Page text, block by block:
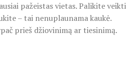
pažeistas vietas. Palikite veikti
– tai nenuplaunama kaukė.
prieš džiovinimą ar tiesinimą.